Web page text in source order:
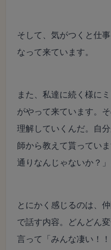
そして、気がつくと仕
なって来ています。
また、私達に続く様に
がやって来ています。
理解していくんだ。自
師から教えて貰ってい
通りなんじゃないか？」
とにかく感じるのは、
で話す内容。どんどん
言って「みんな凄い！！